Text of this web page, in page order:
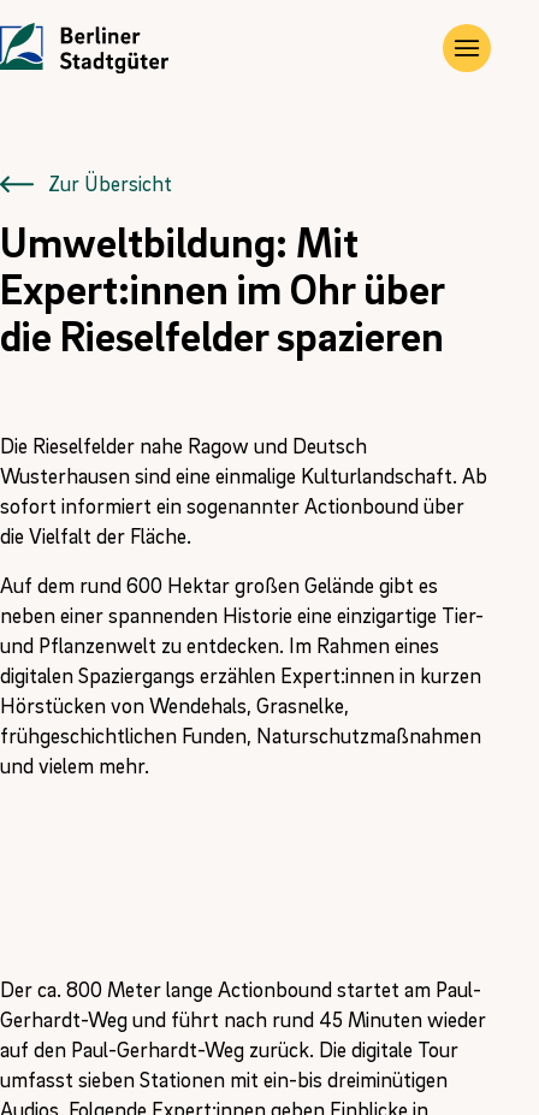
Die Stadtgüter
Vor Ort
Historie
Kontakt
Angebote
Gewerbe- und Privat­immobilien
Landwirtschaftliche Flächen und Güter
Kompensations­maßnahmen
Übersicht
Ausbildung
FÖJ
Zur Übersicht
Umweltbildung: Mit
Expert:innen im Ohr über
die Rieselfelder spazieren
Die Rieselfelder nahe Ragow und Deutsch
Wusterhausen sind eine einmalige Kulturlandschaft. Ab
sofort informiert ein sogenannter Actionbound über
die Vielfalt der Fläche.
Auf dem rund 600 Hektar großen Gelände gibt es
neben einer spannenden Historie eine einzigartige Tier-
und Pflanzenwelt zu entdecken. Im Rahmen eines
digitalen Spaziergangs erzählen Expert:innen in kurzen
Hörstücken von Wendehals, Grasnelke,
frühgeschichtlichen Funden, Naturschutzmaßnahmen
und vielem mehr.
Der ca. 800 Meter lange Actionbound startet am Paul-
Gerhardt-Weg und führt nach rund 45 Minuten wieder
auf den Paul-Gerhardt-Weg zurück. Die digitale Tour
umfasst sieben Stationen mit ein-bis dreiminütigen
Audios. Folgende Expert:innen geben Einblicke in